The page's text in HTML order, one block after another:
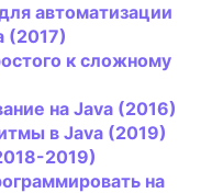
автоматизации
(2017)
к сложному
на Java (2016)
в Java (2019)
2019)
на